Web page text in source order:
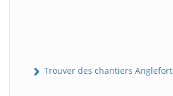
Trouver des chantiers Anglefort